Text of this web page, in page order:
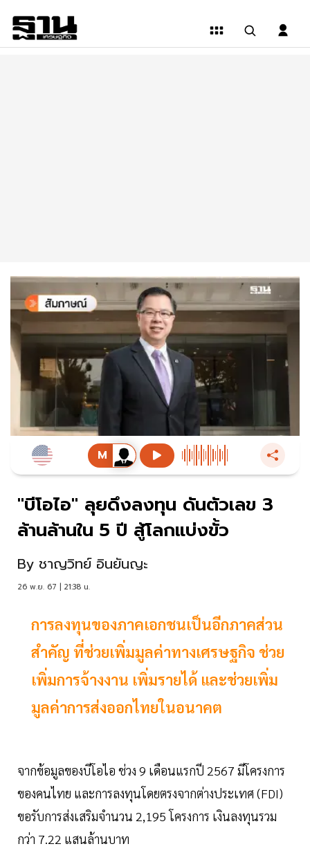
"บีโอไอ" ลุยดึงลงทุน ดันตัวเลข 3
ล้านล้านใน 5 ปี สู้โลกแบ่งขั้ว
By ชาญวิทย์ อินยันญะ
26 พ.ย. 67 | 21:38 น.
การลงทุนของภาคเอกชนเป็นอีกภาคส่วน
สำคัญ ที่ช่วยเพิ่มมูลค่าทางเศรษฐกิจ ช่วย
เพิ่มการจ้างงาน เพิ่มรายได้ และช่วยเพิ่ม
มูลค่าการส่งออกไทยในอนาคต
จากข้อมูลของบีโอไอ ช่วง 9 เดือนแรกปี 2567 มีโครงการ
ของคนไทย และการลงทุนโดยตรงจากต่างประเทศ (FDI)
ขอรับการส่งเสริมจำนวน 2,195 โครงการ เงินลงทุนรวม
กว่า 7.22 แสนล้านบาท